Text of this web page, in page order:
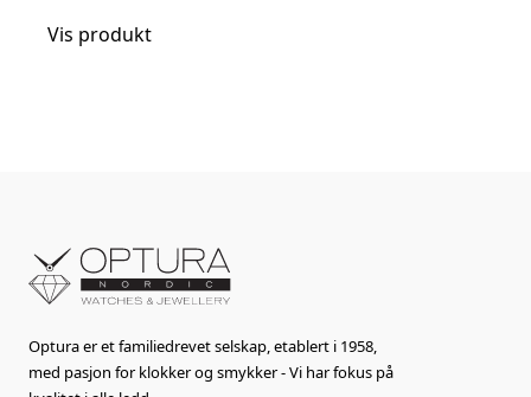
Vis produkt
Optura er et familiedrevet selskap, etablert i 1958,
med pasjon for klokker og smykker - Vi har fokus på